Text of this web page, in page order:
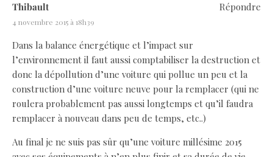
Thibault
4 novembre 2015 à 18h39
Dans la balance énergétique et l’impact sur
l’environnement il faut aussi comptabiliser la destruction et
donc la dépollution d’une voiture qui pollue un peu et la
construction d’une voiture neuve pour la remplacer (qui ne
roulera probablement pas aussi longtemps et qu’il faudra
remplacer à nouveau dans peu de temps, etc..)
Au final je ne suis pas sûr qu’une voiture millésime 2015
Répondre